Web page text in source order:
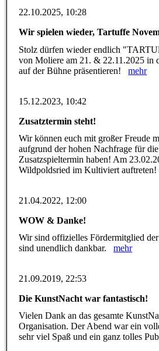
22.10.2025, 10:28
Wir spielen wieder, Tartuffe
Stolz dürfen wieder endlich
von Moliere am 21. & 22.11.2025 in
auf der Bühne präsentieren!mehr
15.12.2023, 10:42
Zusatztermin steht!
Wir können euch mit großer Freude
aufgrund der hohen Nachfrage für
Zusatzspieltermin haben! Am
Wildpoldsried im Kultiviert
21.04.2022, 12:00
WOW & Danke!
Wir sind offizielles Fördermitglied
sind unendlich dankbar.mehr
21.09.2019, 22:53
Die KunstNacht war fantastisch!
Vielen Dank an das gesamte
Organisation. Der Abend war ein
sehr viel Spaß und ein ganz tolles